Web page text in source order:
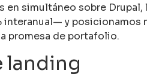
en simultáneo sobre Drupal,
y posicionamos
promesa de portafolio.
landing